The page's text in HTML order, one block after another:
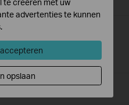
N) on Your TP-Link
te creëren met uw
advertenties te kunnen
opslaan